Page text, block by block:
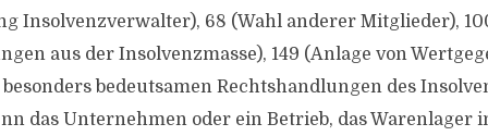
Insolvenzverwalter), 68 (Wahl anderer Mitglieder),
aus der Insolvenzmasse), 149 (Anlage von
bedeutsamen Rechtshandlungen des
das Unternehmen oder ein Betrieb, das Warenlager